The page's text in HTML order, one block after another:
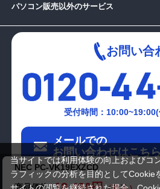
NEC PC-VK19EXZCD
パソコン販売以外のサービス
お問い合
受付時間：
メールでの
お問い合わせはこちら
当サイトでは利用体験の向上およびコ
ラフィックの分析を目的としてCookie